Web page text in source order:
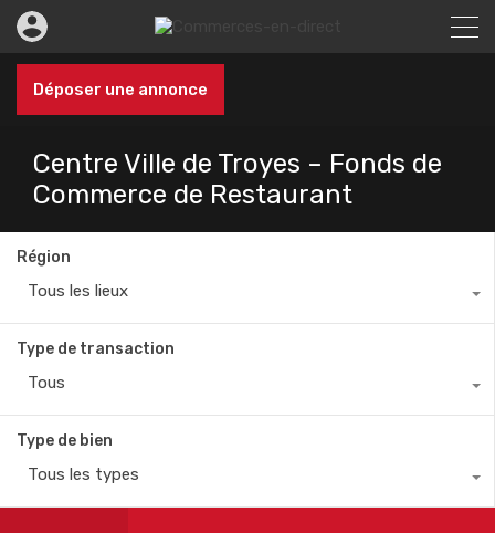
Déposer une annonce
Centre Ville de Troyes – Fonds de
Commerce de Restaurant
Région
Tous les lieux
Type de transaction
Tous
Type de bien
Tous les types